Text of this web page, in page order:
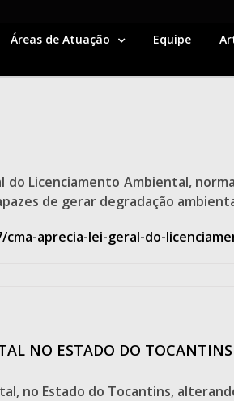
Áreas de Atuação Equipe
Licenciamento Ambiental,
de gerar degradação
aprecia-lei-geral-do-
NO ESTADO DO TOCANTINS
no Estado do Tocantins,